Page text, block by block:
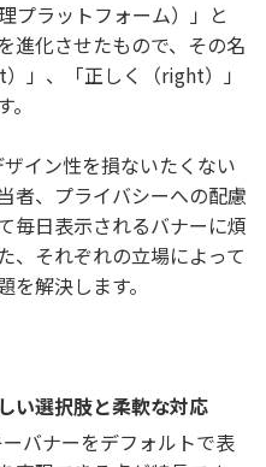
プラットフォーム）」と
進化させたもので、その名
」、「正しく（right）」
イン性を損ないたくない
者、プライバシーへの配慮
毎日表示されるバナーに煩
、それぞれの立場によって
解決します。
い選択肢と柔軟な対応
バナーをデフォルトで表